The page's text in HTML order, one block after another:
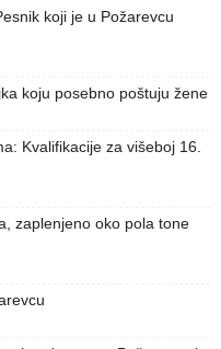
koji je u Požarevcu
koju posebno poštuju žene
Kvalifikacije za višeboj 16.
zaplenjeno oko pola tone